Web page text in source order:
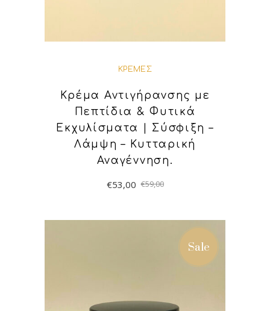
ΚΡΈΜΕΣ
Κρέμα Αντιγήρανσης με
Πεπτίδια & Φυτικά
Εκχυλίσματα | Σύσφιξη –
Λάμψη – Κυτταρική
Αναγέννηση.
€59,00
€53,00
Sale